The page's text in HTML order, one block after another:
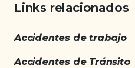
Links relacionados
Accidentes de trabajo
Accidentes de Tránsito